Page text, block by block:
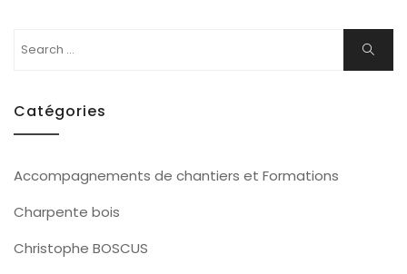
Search
Search
Catégories
Accompagnements de chantiers et Formations
Charpente bois
Christophe BOSCUS